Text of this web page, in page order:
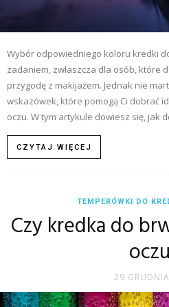
Wybór odpowiedniego koloru kredki
zadaniem, zwłaszcza dla osób, które
przygodę z makijażem. Jednak nie
wskazówek, które pomogą Ci dobrać
oczu. W tym artykule dowiesz się, jak
CZYTAJ WIĘCEJ
TEMPERÓWKI DO
Czy kredka do
29